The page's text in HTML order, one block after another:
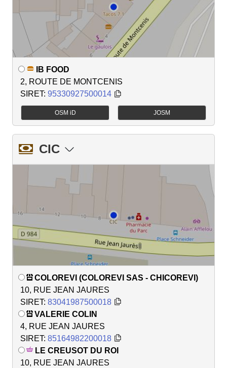
IB FOOD
2, ROUTE DE MONTCENIS
SIRET: 95330927500014
OSM iD JOSM
CIC
COLOREVI (COLOREVI SAS - CHICOREVI)
10, RUE JEAN JAURES
SIRET: 83041987500018
VALERIE COLIN
4, RUE JEAN JAURES
SIRET: 85164982200018
LE CREUSOT DU ROI
10, RUE JEAN JAURES